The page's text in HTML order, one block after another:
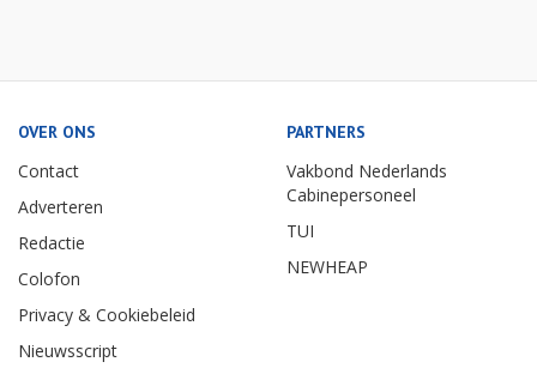
OVER ONS
Contact
Adverteren
Redactie
Colofon
Privacy & Cookiebeleid
Nieuwsscript
PARTNERS
Vakbond Nederlands
Cabinepersoneel
TUI
NEWHEAP